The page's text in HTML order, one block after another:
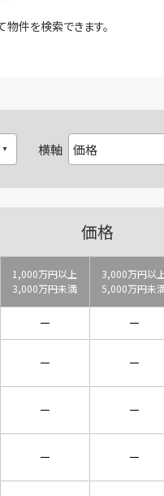
件を検索できます。
横軸
価格
1,000万円以上
3,000万円未満
3,000万円以
5,000万円未
－ －
－ －
－ －
－ －